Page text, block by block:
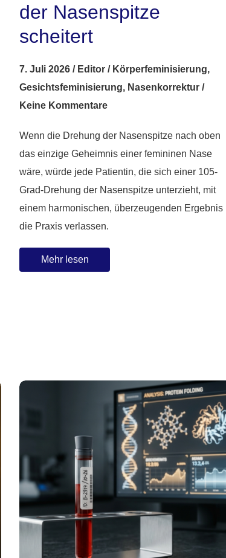
der Nasenspitze
scheitert
7. Juli 2026 / Editor / Körperfeminisierung,
Gesichtsfeminisierung, Nasenkorrektur /
Keine Kommentare
Wenn die Drehung der Nasenspitze nach oben
das einzige Geheimnis einer femininen Nase
wäre, würde jede Patientin, die sich einer 105-
Grad-Drehung der Nasenspitze unterzieht, mit
einem harmonischen, überzeugenden Ergebnis
die Praxis verlassen.
Mehr lesen